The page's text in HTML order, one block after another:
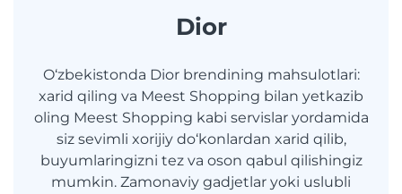
Dior
O‘zbekistonda Dior brendining mahsulotlari:
xarid qiling va Meest Shopping bilan yetkazib
oling Meest Shopping kabi servislar yordamida
siz sevimli xorijiy do‘konlardan xarid qilib,
buyumlaringizni tez va oson qabul qilishingiz
mumkin. Zamonaviy gadjetlar yoki uslubli